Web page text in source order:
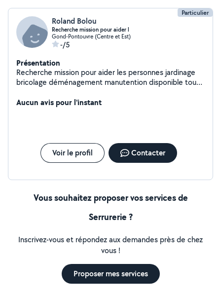
Particulier
Roland Bolou
Recherche mission pour aider l
Gond-Pontouvre (Centre et Est)
-/5
Présentation
Recherche mission pour aider les personnes jardinage
bricolage déménagement manutention disponible tous
Aucun avis pour l'instant
Voir le profil Contacter
Vous souhaitez proposer vos services de
Serrurerie ?
Inscrivez-vous et répondez aux demandes près de chez
vous !
Proposer mes services